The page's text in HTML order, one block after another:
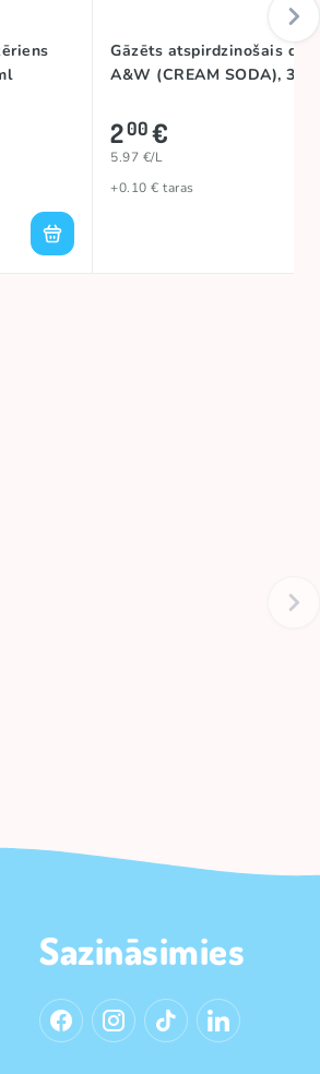
Gāzēts atspirdzinošais
A&W (CREAM SODA),
200€
5.97 €/L
+0.10 € taras
Sazināsimies